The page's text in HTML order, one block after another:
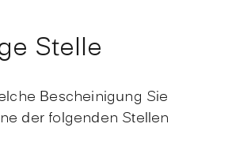
Stelle
Bescheinigung Sie
der folgenden Stellen